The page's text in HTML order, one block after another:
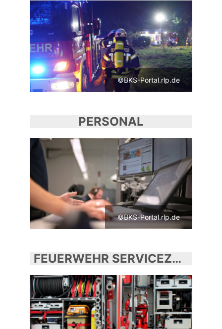
©BKS-Portal.rlp.de
PERSONAL
©BKS-Portal.rlp.de
FEUERWEHR SERVICEZENTRUM